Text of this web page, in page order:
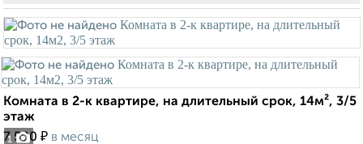
1
Комната в 2-к квартире, на длительный срок, 14м², 3/5
этаж
7 500 ₽ в месяц